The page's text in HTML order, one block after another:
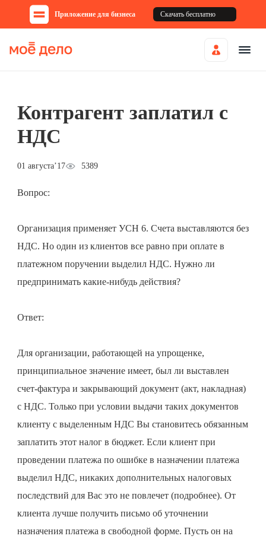
Приложение для бизнеса Скачать бесплатно
Контрагент заплатил с
НДС
01 августа’17 5389
Вопрос:
Организация применяет УСН 6. Счета выставляются без
НДС. Но один из клиентов все равно при оплате в
платежном поручении выделил НДС. Нужно ли
предпринимать какие-нибудь действия?
Ответ:
Для организации, работающей на упрощенке,
принципиальное значение имеет, был ли выставлен
счет-фактура и закрывающий документ (акт, накладная)
с НДС. Только при условии выдачи таких документов
клиенту с выделенным НДС Вы становитесь обязанным
заплатить этот налог в бюджет. Если клиент при
проведении платежа по ошибке в назначении платежа
выделил НДС, никаких дополнительных налоговых
последствий для Вас это не повлечет (подробнее). От
клиента лучше получить письмо об уточнении
назначения платежа в свободной форме. Пусть он на